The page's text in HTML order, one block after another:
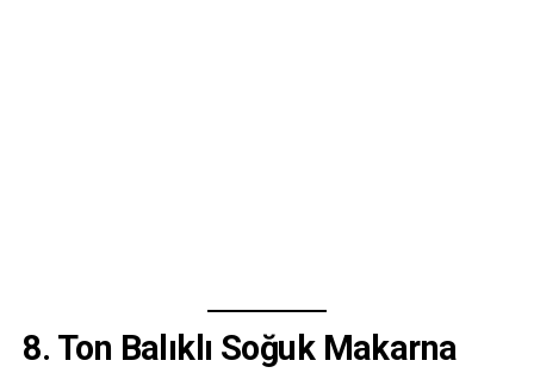
8. Ton Balıklı Soğuk Makarna